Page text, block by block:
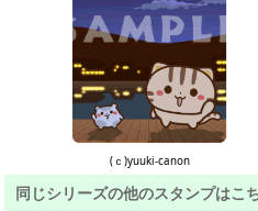
(ｃ)yuuki-canon
同じシリーズの他のスタンプはこ